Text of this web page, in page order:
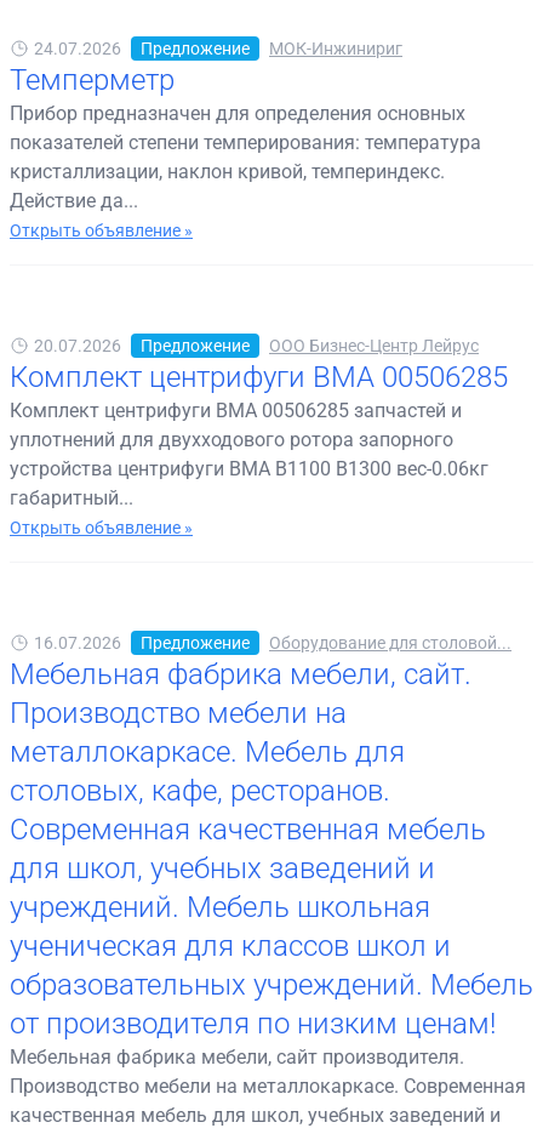
24.07.2026 Предложение МОК-Инжинириг
Темперметр
Прибор предназначен для определения основных
показателей степени темперирования: температура
кристаллизации, наклон кривой, темпериндекс.
Действие да...
Открыть объявление »
20.07.2026 Предложение ООО Бизнес-Центр Лейрус
Комплект центрифуги BMA 00506285
Комплект центрифуги BMA 00506285 запчастей и
уплотнений для двухходового ротора запорного
устройства центрифуги BMA B1100 B1300 вес-0.06кг
габаритный...
Открыть объявление »
16.07.2026 Предложение Оборудование для столовой...
Мебельная фабрика мебели, сайт.
Производство мебели на
металлокаркасе. Мебель для
столовых, кафе, ресторанов.
Современная качественная мебель
для школ, учебных заведений и
учреждений. Мебель школьная
ученическая для классов школ и
образовательных учреждений. Мебель
от производителя по низким ценам!
Мебельная фабрика мебели, сайт производителя.
Производство мебели на металлокаркасе. Современная
качественная мебель для школ, учебных заведений и